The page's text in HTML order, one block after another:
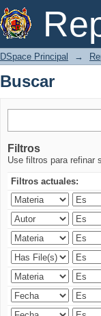
Buscar
DSpace Principal →
Buscar
Filtros
Use filtros para refinar
Filtros actuales: